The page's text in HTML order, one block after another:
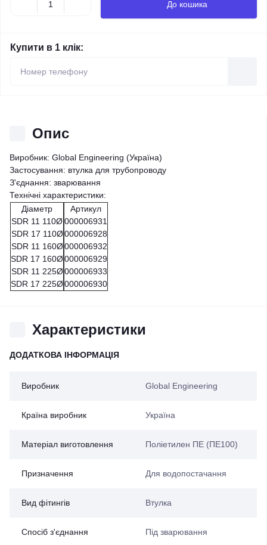
До кошика
Купити в 1 клік:
Опис
Виробник: Global Engineering (Україна)
Застосування: втулка для трубопроводу
З'єднання: зварювання
Технічні характеристики:
Діаметр
SDR 11 110Ø
SDR 17 110Ø
SDR 11 160Ø
SDR 17 160Ø
SDR 11 225Ø
SDR 17 225Ø
Артикул
000006931
000006928
000006932
000006929
000006933
000006930
Характеристики
ДОДАТКОВА ІНФОРМАЦІЯ
Виробник Global Engineering
Країна виробник Україна
Матеріал виготовлення Поліетилен ПЕ (ПЕ100)
Призначення Для водопостачання
Вид фітингів Втулка
Спосіб з'єднання Під зварювання